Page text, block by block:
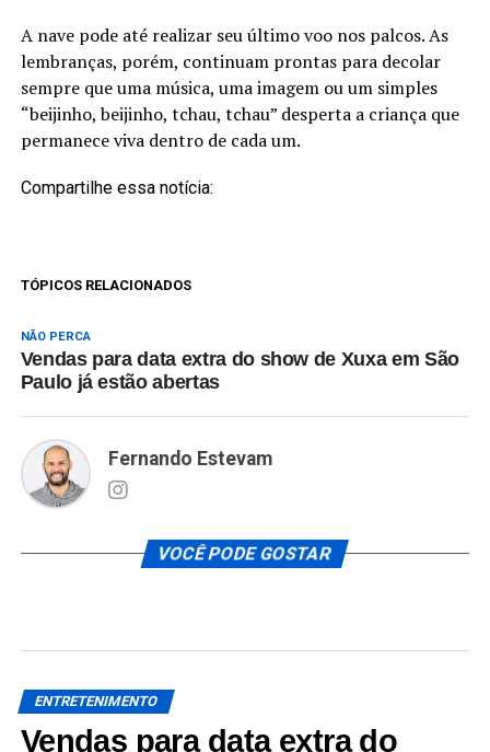
A nave pode até realizar seu último voo nos palcos. As
lembranças, porém, continuam prontas para decolar
sempre que uma música, uma imagem ou um simples
“beijinho, beijinho, tchau, tchau” desperta a criança que
permanece viva dentro de cada um.
Compartilhe essa notícia:
TÓPICOS RELACIONADOS
NÃO PERCA
Vendas para data extra do show de Xuxa em São
Paulo já estão abertas
Fernando Estevam
VOCÊ PODE GOSTAR
ENTRETENIMENTO
Vendas para data extra do